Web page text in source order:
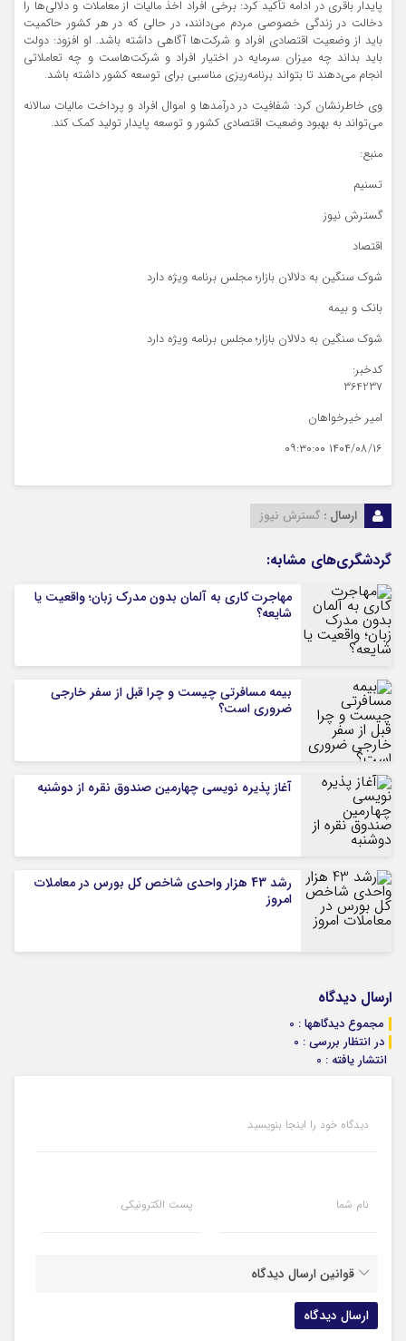
پایدار باقری در ادامه تأکید کرد: برخی افراد اخذ مالیات از معاملات و دلالی‌ها را
دخالت در زندگی خصوصی مردم می‌دانند، در حالی که در هر کشور حاکمیت
باید از وضعیت اقتصادی افراد و شرکت‌ها آگاهی داشته باشد. او افزود: دولت
باید بداند چه میزان سرمایه در اختیار افراد و شرکت‌هاست و چه تعاملاتی
انجام می‌دهند تا بتواند برنامه‌ریزی مناسبی برای توسعه کشور داشته باشد.
وی خاطرنشان کرد: شفافیت در درآمدها و اموال افراد و پرداخت مالیات سالانه
می‌تواند به بهبود وضعیت اقتصادی کشور و توسعه پایدار تولید کمک کند.
منبع:
تسنیم
گسترش نیوز
اقتصاد
شوک سنگین به دلالان بازار؛ مجلس برنامه ویژه دارد
بانک و بیمه
شوک سنگین به دلالان بازار؛ مجلس برنامه ویژه دارد
کدخبر:
364237
امیر خیرخواهان
۱۴۰۴/۰۸/۱۶ ۰۹:۳۰:۰۰
ارسال : گسترش نیوز
گردشگری‌های مشابه:
مهاجرت کاری به آلمان بدون مدرک زبان؛ واقعیت یا
شایعه؟
بیمه مسافرتی چیست و چرا قبل از سفر خارجی
ضروری است؟
آغاز پذیره نویسی چهارمین صندوق نقره از دوشنبه
رشد 43 هزار واحدی شاخص کل بورس در معاملات
امروز
ارسال دیدگاه
مجموع دیدگاهها : 0
در انتظار بررسی : 0
انتشار یافته : 0
دیدگاه خود را اینجا بنویسید
نام شما پست الکترونیکی
قوانین ارسال دیدگاه